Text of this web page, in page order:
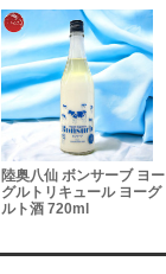
陸奥八仙 ボンサーブ ヨー
グルトリキュール ヨーグ
ルト酒 720ml